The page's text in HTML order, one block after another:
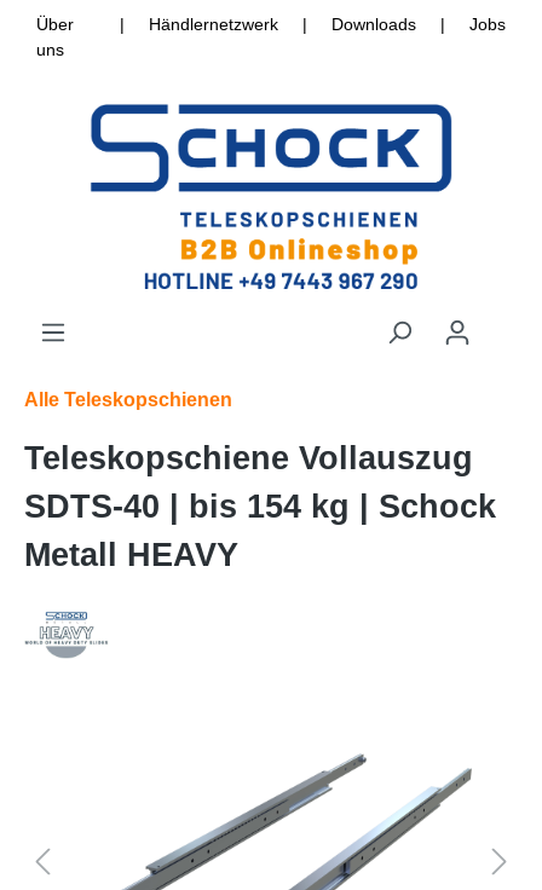
Über
uns
| Händlernetzwerk | Downloads | Jobs
Alle Teleskopschienen
Teleskopschiene Vollauszug
SDTS-40 | bis 154 kg | Schock
Metall HEAVY